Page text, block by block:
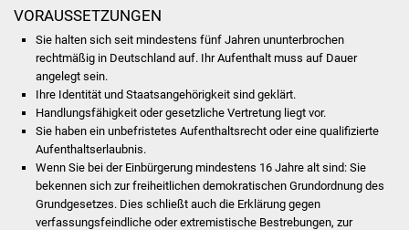
Sanierung Bizethalle
Presse
Bürger & Service
Was erledige ich wo
VORAUSSETZUNGEN
Sie halten sich seit mindestens fünf Jahren ununterbrochen
rechtmäßig in Deutschland auf. Ihr Aufenthalt muss auf Dauer
angelegt sein.
Ihre Identität und Staatsangehörigkeit sind geklärt.
Handlungsfähigkeit oder gesetzliche Vertretung liegt vor.
Sie haben ein unbefristetes Aufenthaltsrecht oder eine qualifizierte
Aufenthaltserlaubnis.
Wenn Sie bei der Einbürgerung mindestens 16 Jahre alt sind: Sie
bekennen sich zur freiheitlichen demokratischen Grundordnung des
Grundgesetzes. Dies schließt auch die Erklärung gegen
verfassungsfeindliche oder extremistische Bestrebungen, zur